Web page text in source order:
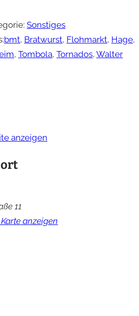
Sonstiges
bmt, Bratwurst, Flohmarkt, Hage,
, Tombola, Tornados, Walter
anzeigen
11
anzeigen